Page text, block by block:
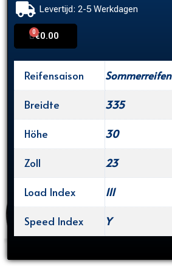
Levertijd: 2-5 Werkdagen
€0.00
0
Cart
Reifensaison
Sommerreifen
Breidte
335
Höhe
30
Zoll
23
Load Index
111
Speed Index
Y